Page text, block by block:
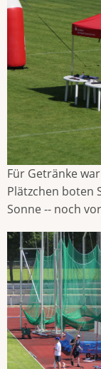
Für Getränke
Plätzchen boten
Sonne -- noch